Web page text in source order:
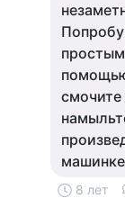
смочите
машинке
8 лет